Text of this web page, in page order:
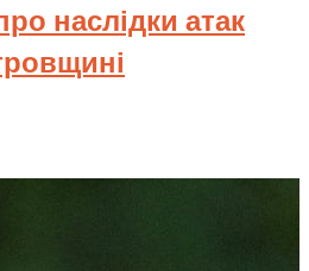
наслідки атак